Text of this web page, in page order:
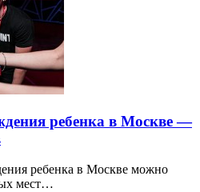
ребенка в Москве —
ребенка в Москве можно
мест…